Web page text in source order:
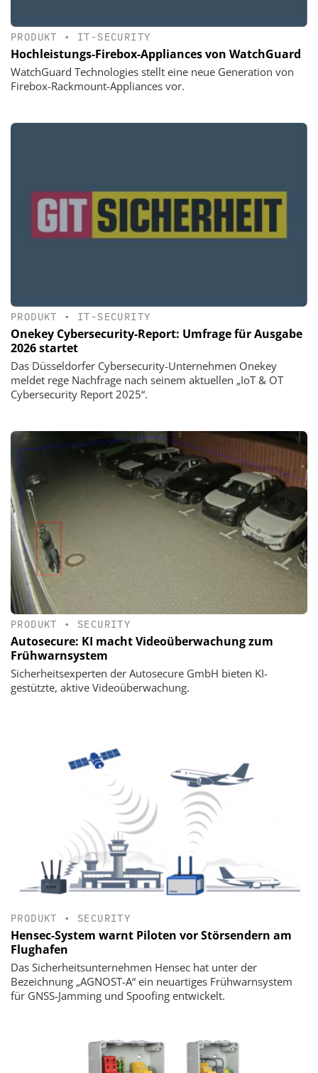
PRODUKT • IT-SECURITY
Hochleistungs-Firebox-Appliances von WatchGuard
WatchGuard Technologies stellt eine neue Generation von
Firebox-Rackmount-Appliances vor.
PRODUKT • IT-SECURITY
Onekey Cybersecurity-Report: Umfrage für Ausgabe
2026 startet
Das Düsseldorfer Cybersecurity-Unternehmen Onekey
meldet rege Nachfrage nach seinem aktuellen „IoT & OT
Cybersecurity Report 2025“.
PRODUKT • SECURITY
Autosecure: KI macht Videoüberwachung zum
Frühwarnsystem
Sicherheitsexperten der Autosecure GmbH bieten KI-
gestützte, aktive Videoüberwachung.
PRODUKT • SECURITY
Hensec-System warnt Piloten vor Störsendern am
Flughafen
Das Sicherheitsunternehmen Hensec hat unter der
Bezeichnung „AGNOST-A“ ein neuartiges Frühwarnsystem
für GNSS-Jamming und Spoofing entwickelt.